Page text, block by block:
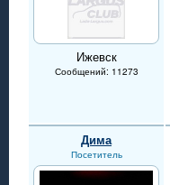
Ижевск
Сообщений: 11273
Дима
Посетитель